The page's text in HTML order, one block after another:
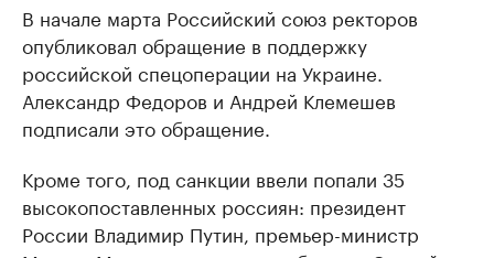
В начале марта Российский союз ректоров
опубликовал обращение в поддержку
российской спецоперации на Украине.
Александр Федоров и Андрей Клемешев
подписали это обращение.
Кроме того, под санкции ввели попали 35
высокопоставленных россиян: президент
России Владимир Путин, премьер-министр